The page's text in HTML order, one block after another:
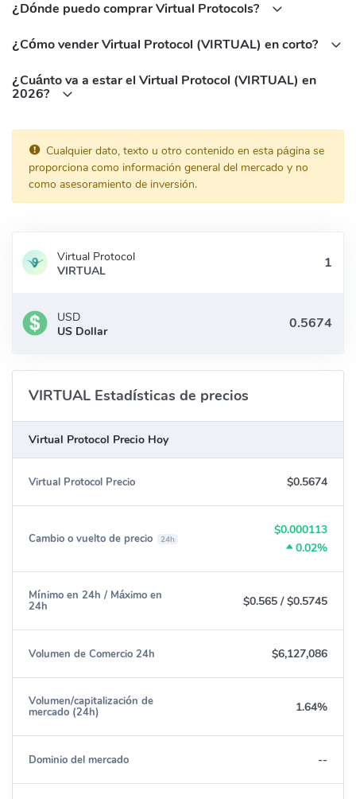
¿Dónde puedo comprar Virtual Protocols?
¿Cómo vender Virtual Protocol (VIRTUAL) en corto?
¿Cuánto va a estar el Virtual Protocol (VIRTUAL) en
2026?
Cualquier dato, texto u otro contenido en esta página se
proporciona como información general del mercado y no
como asesoramiento de inversión.
Virtual Protocol
VIRTUAL
USD
US Dollar
VIRTUAL Estadísticas de precios
Virtual Protocol Precio Hoy
Virtual Protocol Precio $0.5674
Cambio o vuelto de precio 24h
$0.000113
0.02%
Mínimo en 24h / Máximo en
24h $0.565 /$0.5745
Volumen de Comercio 24h $6,127,086
Volumen/capitalización de
mercado (24h) 1.64%
Dominio del mercado --